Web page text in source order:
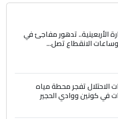
جدا ولامصلحة فيه
الصائب يكون بعد
...
مدير مستشفى الكرخ
4
علي ماما يسقط
ومن اصول عريقة
الأربعينية.. تدهور مفاجئ في
الانقطاع تصل...
الاحتلال تفجر محطة مياه
في كونين ووادي الحجير